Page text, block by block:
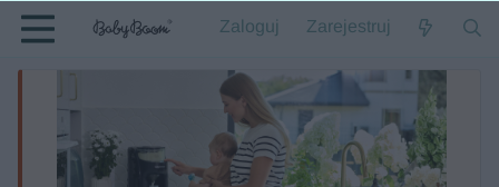
Zaloguj Zarejestruj